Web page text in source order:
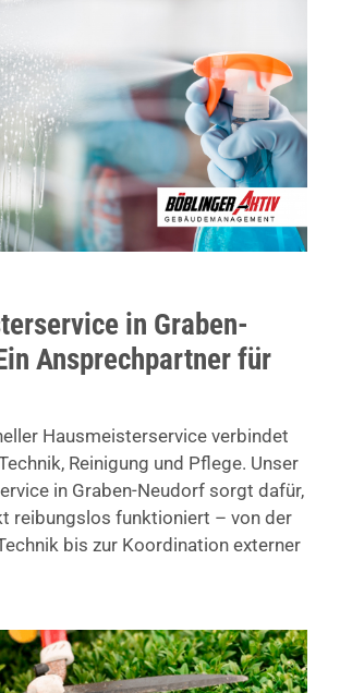
in Graben-
Ansprechpartner für
Hausmeisterservice verbindet
Reinigung und Pflege. Unser
in Graben-Neudorf sorgt dafür,
reibungslos funktioniert – von der
bis zur Koordination externer